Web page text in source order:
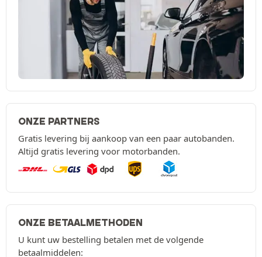
ONZE PARTNERS
Gratis levering bij aankoop van een paar autobanden.
Altijd gratis levering voor motorbanden.
ONZE BETAALMETHODEN
U kunt uw bestelling betalen met de volgende
betaalmiddelen: